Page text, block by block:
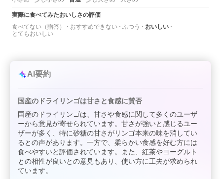
実際に食べてみたおいしさの評価
食べてない（贈答）
おすすめできない ふつう
おいしい
とてもおいしい
AI要約
国産のドライリンゴは甘さと食感に賛否
国産のドライリンゴは、甘さや食感に関して多くのユーザ
ーから意見が寄せられています。甘さが強いと感じるユー
ザーが多く、特に砂糖の甘さがリンゴ本来の味を消してい
るとの声があります。一方で、柔らかい食感を好む方には
食べやすいと評価されています。また、紅茶やヨーグルト
との相性が良いとの意見もあり、使い方に工夫が求められ
ています。